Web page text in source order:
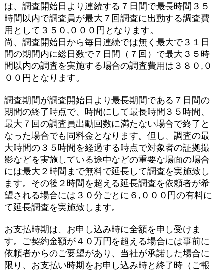
は、調査開始日より連続する７日間で最長時間３５
時間以内で調査員が最大７回調査に出動する調査費
用として３５０,０００円となります。
尚、調査開始日から毎日連続では無く最大で３１日
間の期間内に総日数で７日間（７回）で最大３５時
間以内の調査を実施する場合の調査費用は３８０,０
００円となります。
調査期間が調査開始日より最長期間である７日間の
期間の終了時点で、時間にして最長時間３５時間、
最大７回の調査員出動回数に満たない場合で終了と
なった場合でも同料金となります。但し、調査の最
大時間の３５時間を経過する時点で対象者の証拠撮
影などを実施している途中などの重要な場面の場合
には最大２時間まで無料で延長して調査を実施致し
ます。その後２時間を超える延長調査を依頼者が希
望される場合には３０分ごとに６,０００円の有料に
て延長調査を実施致します。
お支払時期は、お申し込み時に全額を申し受けま
す。ご契約金額が４０万円を超える場合には事前に
依頼者からのご要望があり、当社が承諾した場合に
限り、お支払い時期をお申し込み時と終了時（ご報